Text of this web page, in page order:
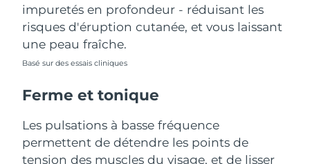
impuretés en profondeur - réduisant les
risques d'éruption cutanée, et vous laissant
une peau fraîche.
Basé sur des essais cliniques
Ferme et tonique
Les pulsations à basse fréquence
permettent de détendre les points de
tension des muscles du visage, et de lisser
Norvège Livraison estimée8/10/26
Oman
Portugal Livraison estimée